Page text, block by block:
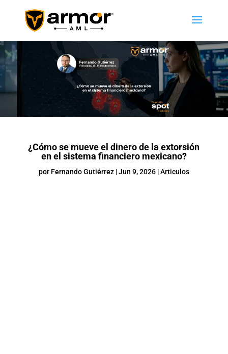
¿Cómo se mueve el dinero de la extorsión
en el sistema financiero mexicano?
por Fernando Gutiérrez|Jun 9, 2026|Articulos